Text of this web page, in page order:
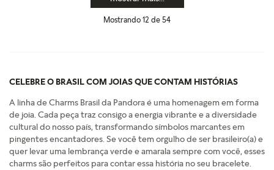
Mostrando 12 de 54
CELEBRE O BRASIL COM JOIAS QUE CONTAM HISTÓRIAS
A linha de Charms Brasil da Pandora é uma homenagem em forma
de joia. Cada peça traz consigo a energia vibrante e a diversidade
cultural do nosso país, transformando símbolos marcantes em
pingentes encantadores. Se você tem orgulho de ser brasileiro(a) e
quer levar uma lembrança verde e amarala sempre com você, esses
charms são perfeitos para contar essa história no seu bracelete.